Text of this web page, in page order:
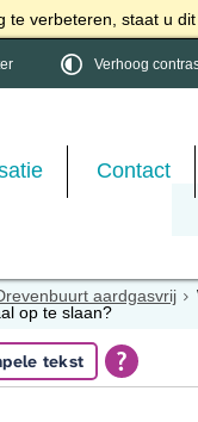
te verbeteren, staat u
Verhoog
Contact
aardgasvrij
op te slaan?
tekst